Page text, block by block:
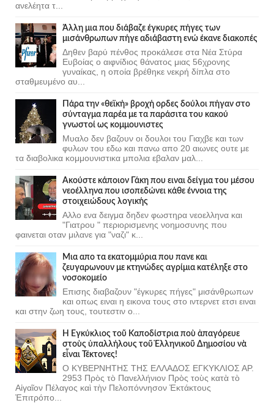
ανελέητα τ...
Άλλη μια που διάβαζε έγκυρες πήγες των
μισάνθρωπων πήγε αδιάβαστη ενώ έκανε διακοπές
Δηθεν βαρύ πένθος προκάλεσε στα Νέα Στύρα
Ευβοίας ο αιφνίδιος θάνατος μιας 56χρονης
γυναίκας, η οποία βρέθηκε νεκρή δίπλα στο
σταθμευμένο αυ...
Πάρα την «θεϊκή» βροχή ορδες δούλοι πήγαν στο
σύνταγμα παρέα με τα παράσιτα του κακού
γνωστοί ως κομμουνιστες
Μυαλο δεν βαζουν οι δουλοι του Γιαχβε και των
φυλων του εδω και πανω απο 20 αιωνες ουτε με
τα διαβολικα κομμουνιστικα μπολια εβαλαν μαλ...
Ακούστε κάποιον Γάκη που ειναι δείγμα του μέσου
νεοέλληνα που ισοπεδώνει κάθε έννοια της
στοιχειώδους λογικής
Αλλο ενα δειγμα δηδεν φωστηρα νεοελληνα και
"Γιατρου " περιορισμενης νοημοσυνης που
φαινεται οταν μιλανε για "ναζι" κ...
Μια απο τα εκατομμύρια που πανε και
ζευγαρωνουν με κτηνώδες αγρίμια κατέληξε στο
νοσοκομείο
Επισης διαβαζουν "έγκυρες πήγες" μισάνθρωπων
και οπως ειναι η εικονα τους στο ιντερνετ ετσι ειναι
και στην ζωη τους, τουτεστιν ο...
Ἡ Ἐγκύκλιος τοῦ Καποδίστρια ποὺ ἀπαγόρευε
στοὺς ὑπαλλήλους τοῦ Ἑλληνικοῦ Δημοσίου νὰ
εἶναι Τέκτονες!
Ο ΚΥΒΕΡΝΗΤΗΣ ΤΗΣ ΕΛΛΑΔΟΣ ΕΓΚΥΚΛΙΟΣ ΑΡ.
2953 Πρὸς τὸ Πανελλήνιον Πρὸς τοὺς κατὰ τὸ
Αἰγαῖον Πέλαγος καὶ τὴν Πελοπόννησον Ἐκτάκτους
Ἐπιτρόπο...